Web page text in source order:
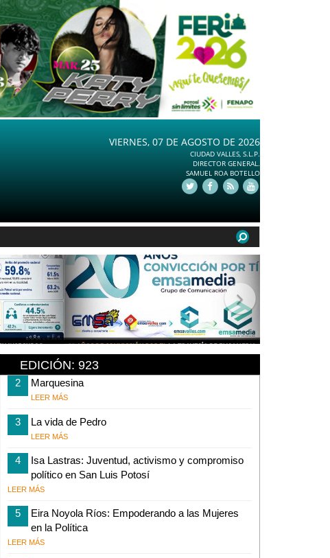
VIERNES, 07 DE AGOSTO DE 2026
CIUDAD VALLES, S.L.P.
DIRECTOR GENERAL.
SAMUEL ROA BOTELLO
EDICIÓN: 923
2 Marquesina
LEER MÁS
3 La vida de Pedro
LEER MÁS
4
Isa Lastras: Juventud, activismo y compromiso
político en San Luis Potosí
LEER MÁS
5
Eira Noyola Ríos: Empoderando a las Mujeres
en la Política
LEER MÁS